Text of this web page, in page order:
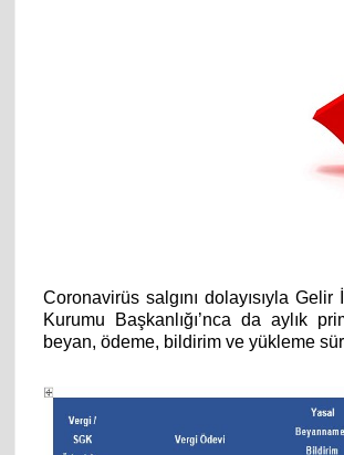
Coronavirüs salgını dolayısıyla
Kurumu Başkanlığı’nca da aylık
beyan, ödeme, bildirim ve yükleme